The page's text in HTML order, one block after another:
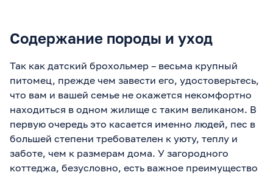
Содержание породы и уход
Так как датский брохольмер – весьма крупный
питомец, прежде чем завести его, удостоверьтесь,
что вам и вашей семье не окажется некомфортно
находиться в одном жилище с таким великаном. В
первую очередь это касается именно людей, пес в
большей степени требователен к уюту, теплу и
заботе, чем к размерам дома. У загородного
коттеджа, безусловно, есть важное преимущество